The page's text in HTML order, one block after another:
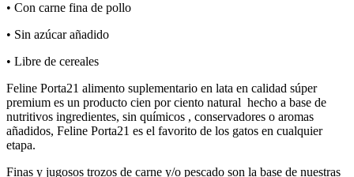
• Con carne fina de pollo
• Sin azúcar añadido
• Libre de cereales
Feline Porta21 alimento suplementario en lata en calidad súper
premium es un producto cien por ciento natural hecho a base de
nutritivos ingredientes, sin químicos , conservadores o aromas
añadidos, Feline Porta21 es el favorito de los gatos en cualquier
etapa.
Finas y jugosos trozos de carne y/o pescado son la base de nuestras